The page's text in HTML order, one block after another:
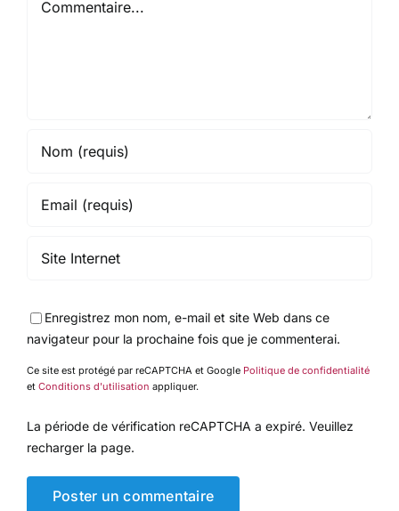
Enregistrez mon nom, e-mail et site Web dans ce
navigateur pour la prochaine fois que je commenterai.
Ce site est protégé par reCAPTCHA et Google Politique de confidentialité
et Conditions d'utilisation appliquer.
La période de vérification reCAPTCHA a expiré. Veuillez
recharger la page.